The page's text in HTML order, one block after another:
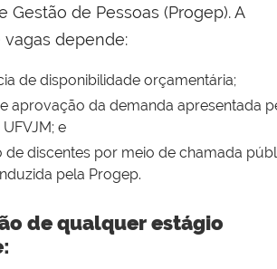
Gestão de Pessoas (Progep). A
depende:
de disponibilidade orçamentária;
aprovação da demanda apresentada
e
de discentes por meio de chamada
pela Progep.
de qualquer estágio